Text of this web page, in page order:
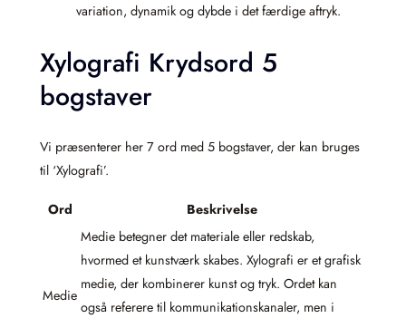
variation, dynamik og dybde i det færdige aftryk.
Xylografi Krydsord 5
bogstaver
Vi præsenterer her 7 ord med 5 bogstaver, der kan bruges
til ‘Xylografi’.
Ord Beskrivelse
Medie
Medie betegner det materiale eller redskab,
hvormed et kunstværk skabes. Xylografi er et grafisk
medie, der kombinerer kunst og tryk. Ordet kan
også referere til kommunikationskanaler, men i